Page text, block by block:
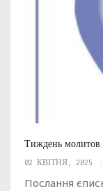
Тиждень
02 КВІТНЯ, 2025
Послання